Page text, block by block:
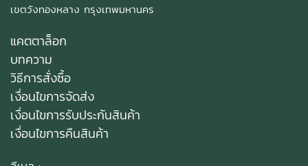
เขตวังทองหลาง กรุงเทพมหานคร
แคตตาล็อก
บทความ
วิธีการสั่งซื้อ
เงื่อนไขการจัดส่ง
เงื่อนไขการรับประกันสินค้า
เงื่อนไขการคืนสินค้า